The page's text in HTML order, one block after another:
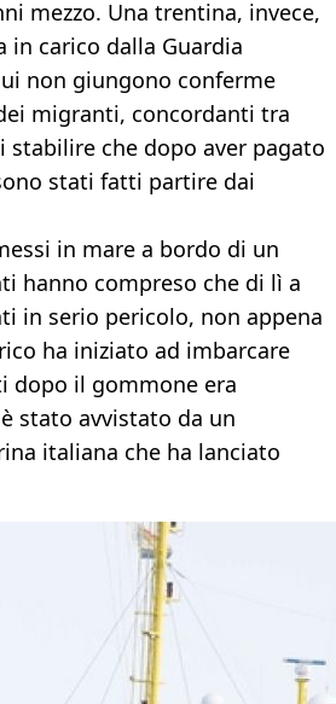
mezzo. Una trentina, invece,
in carico dalla Guardia
non giungono conferme
migranti, concordanti tra
che dopo aver pagato
stati fatti partire dai
in mare a bordo di un
hanno compreso che di lì a
in serio pericolo, non appena
ha iniziato ad imbarcare
dopo il gommone era
stato avvistato da un
italiana che ha lanciato